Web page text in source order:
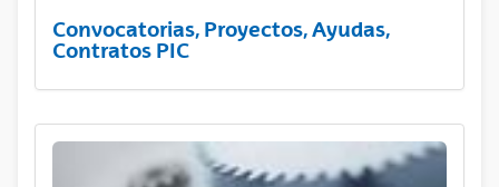
Convocatorias, Proyectos, Ayudas,
Contratos PIC